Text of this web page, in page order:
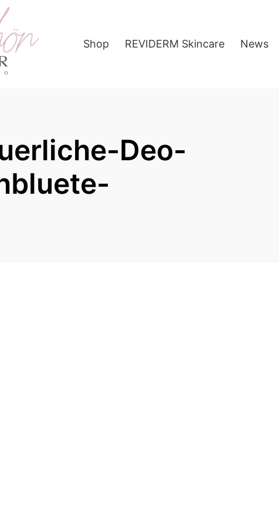
Shop REVIDERM Skincare News
Deo-